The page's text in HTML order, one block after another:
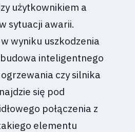
użytkownikiem a
sytuacji awarii.
wyniku uszkodzenia
inteligentnego
czy silnika
się pod
połączenia z
elementu